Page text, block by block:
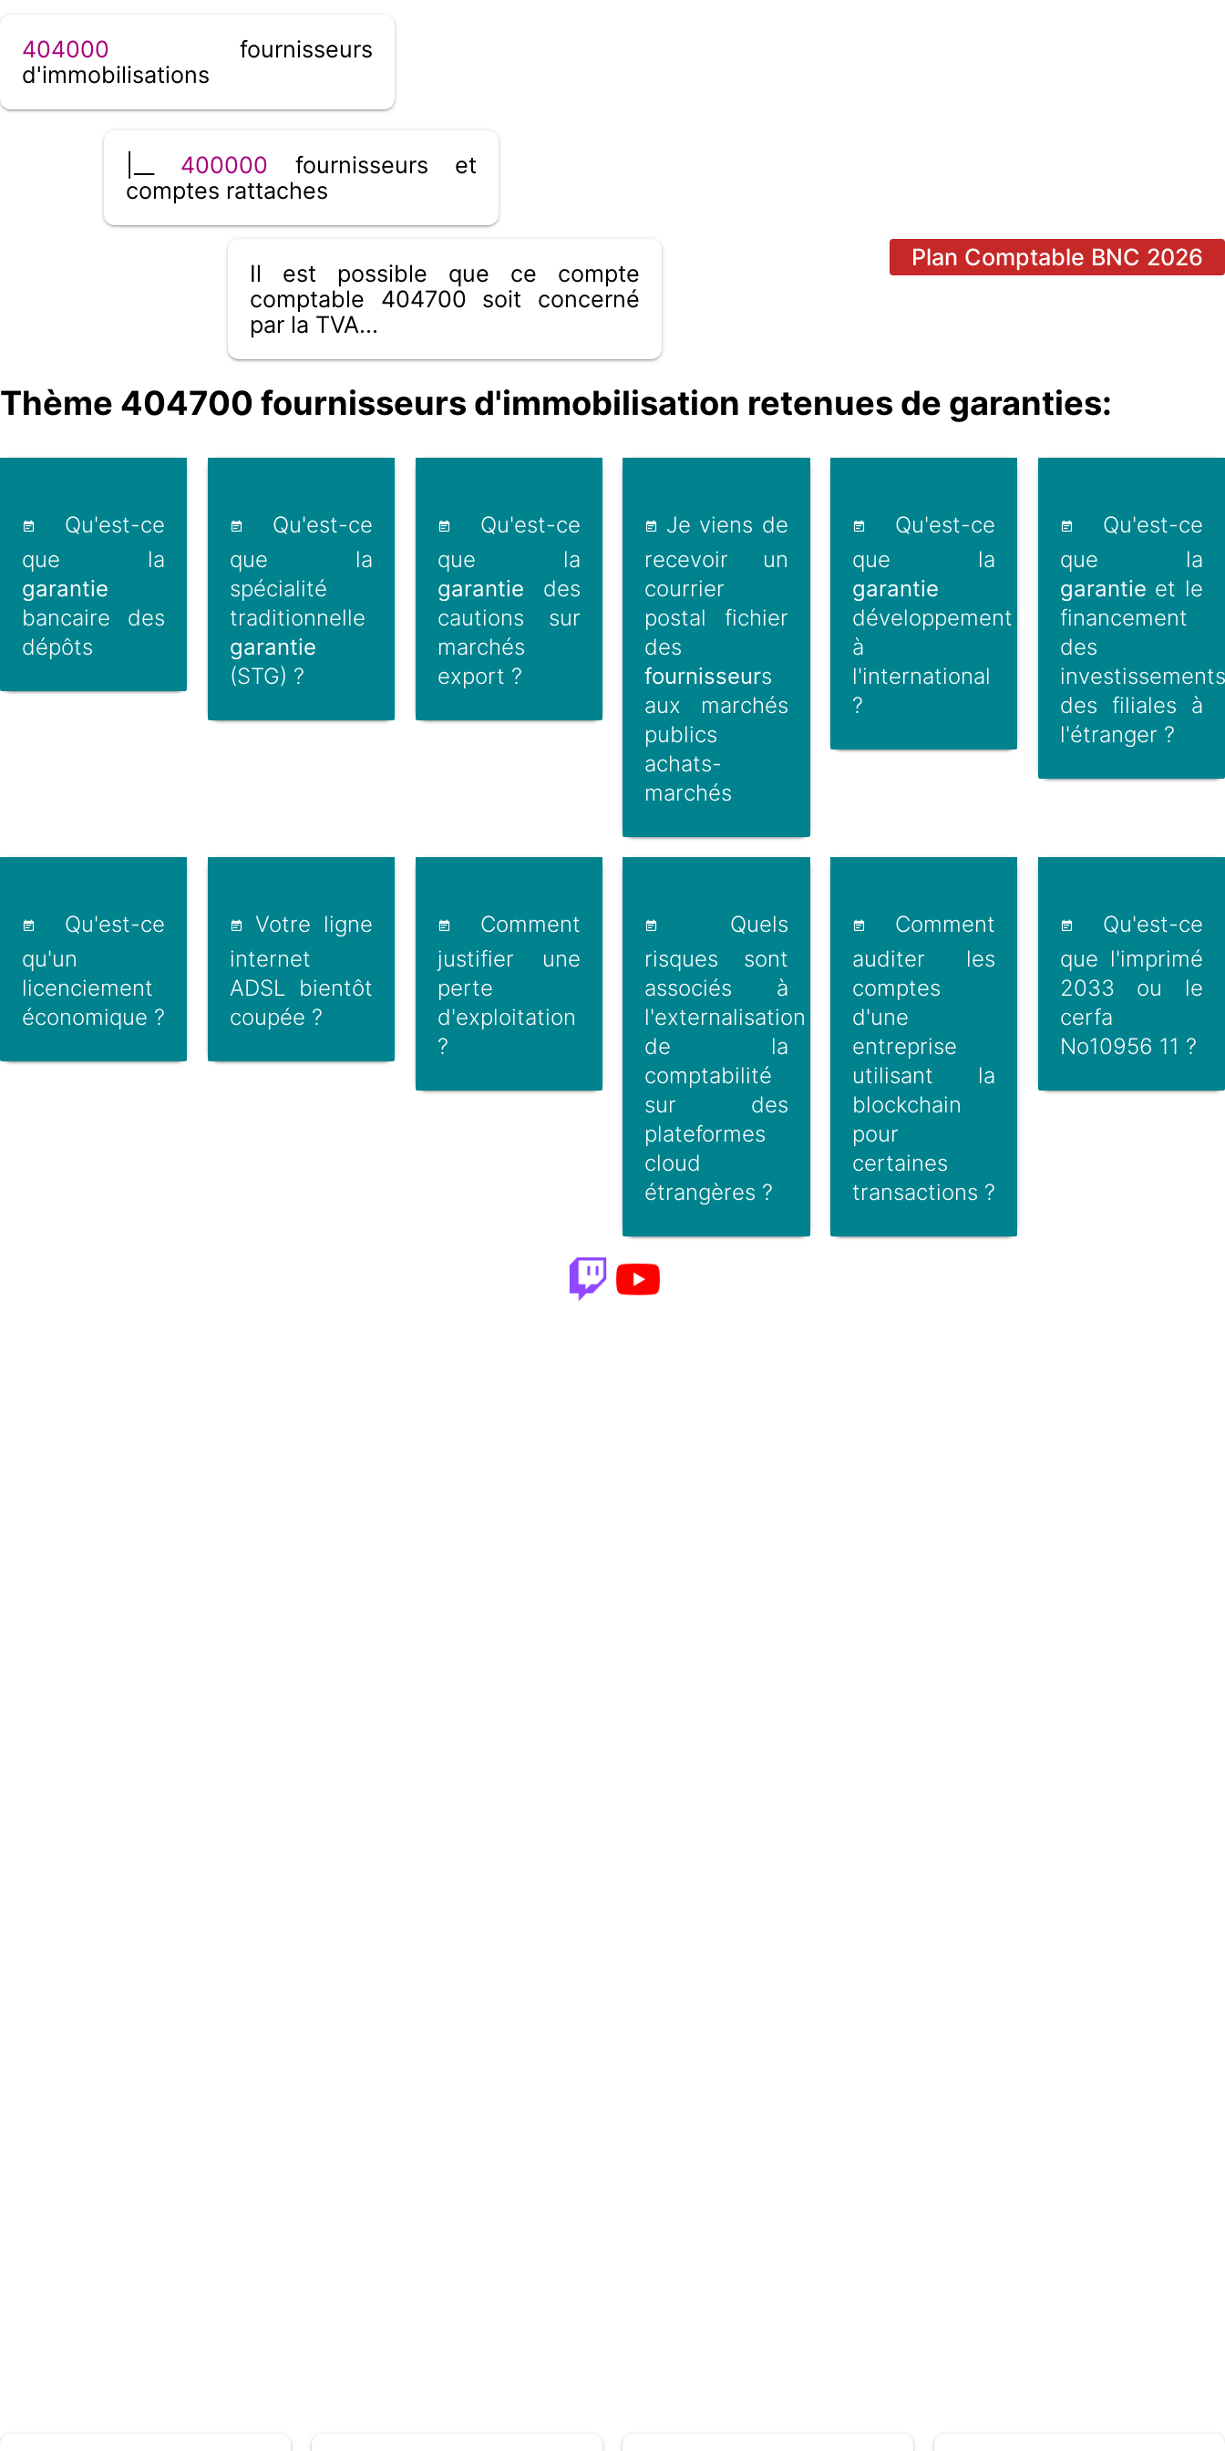
404000 fournisseurs
d'immobilisations
400000 fournisseurs et
comptes rattaches
Plan Comptable BNC 2026
Il est possible que ce compte
comptable 404700 soit concerné
par la TVA...
Thème 404700 fournisseurs d'immobilisation retenues de garanties:
Qu'est-ce
que la
garantie
bancaire des
dépôts
Qu'est-ce
que la
spécialité
traditionnelle
garantie
(STG) ?
Qu'est-ce
que la
garantie des
cautions sur
marchés
export ?
Je viens de
recevoir un
courrier
postal fichier
des
fournisseurs
aux marchés
publics
achats-
marchés
Qu'est-ce
que la
garantie
développement
à
l'international
?
Qu'est-ce
que la
garantie et le
financement
des
investissements
des filiales à
l'étranger ?
Qu'est-ce
qu'un
licenciement
économique ?
Votre ligne
internet
ADSL bientôt
coupée ?
Comment
justifier une
perte
d'exploitation
?
Quels
risques sont
associés à
l'externalisation
de la
comptabilité
sur des
plateformes
cloud
étrangères ?
Comment
auditer les
comptes
d'une
entreprise
utilisant la
blockchain
pour
certaines
transactions ?
Qu'est-ce
que l'imprimé
2033 ou le
cerfa
No10956 11 ?